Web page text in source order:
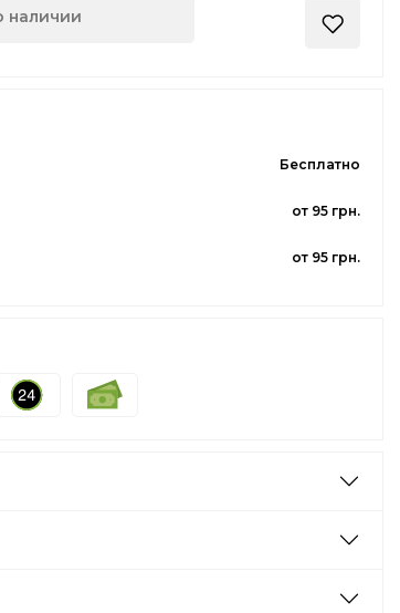
наличии
Бесплатно
от 95 грн.
от 95 грн.